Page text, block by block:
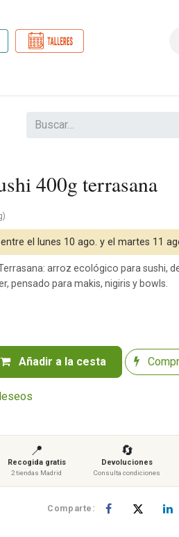
400g terrasana
)
Añadir a la cesta
el lunes 10 ago. y el martes 11
arroz ecológico para sushi,
pensado para makis, nigiris y bowls.
📍
Recogida gratis
2 tiendas Madrid
🔄
Devoluciones
Consulta condiciones
Comparte: